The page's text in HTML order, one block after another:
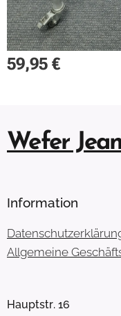
59,95 €
Wefer
Information
Allgemeine
Hauptstr. 16